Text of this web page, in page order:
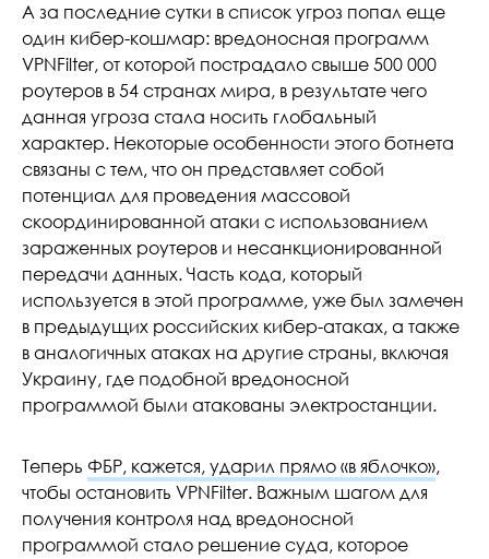
А за последние сутки в список угроз попал еще
один кибер-кошмар: вредоносная программ
VPNFilter, от которой пострадало свыше 500 000
роутеров в 54 странах мира, в результате чего
данная угроза стала носить глобальный
характер. Некоторые особенности этого ботнета
связаны с тем, что он представляет собой
потенциал для проведения массовой
скоординированной атаки с использованием
зараженных роутеров и несанкционированной
передачи данных. Часть кода, который
используется в этой программе, уже был замечен
в предыдущих российских кибер-атаках, а также
в аналогичных атаках на другие страны, включая
Украину, где подобной вредоносной
программой были атакованы электростанции.
Теперь ФБР, кажется, ударил прямо «в яблочко»,
чтобы остановить VPNFilter. Важным шагом для
получения контроля над вредоносной
программой стало решение суда, которое